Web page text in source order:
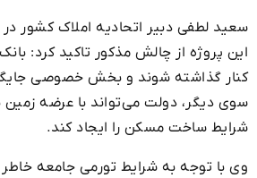
سعید لطفی دبیر اتحادیه املاک کشور
این پروژه از چالش مذکور تاکید کرد:
کنار گذاشته شوند و بخش خصوصی
سوی دیگر، دولت می‌تواند با عرضه
شرایط ساخت مسکن را ایجاد کند.
وی با توجه به شرایط تورمی جامعه